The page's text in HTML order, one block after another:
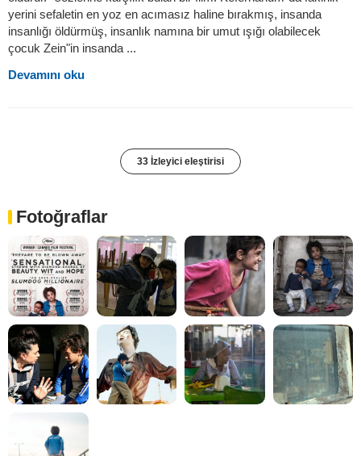
yerini sefaletin en yoz en acımasız haline bırakmış, insanda
insanlığı öldürmüş, insanlık namına bir umut ışığı olabilecek
çocuk Zein"in insanda ...
Devamını oku
33 İzleyici eleştirisi
Fotoğraflar